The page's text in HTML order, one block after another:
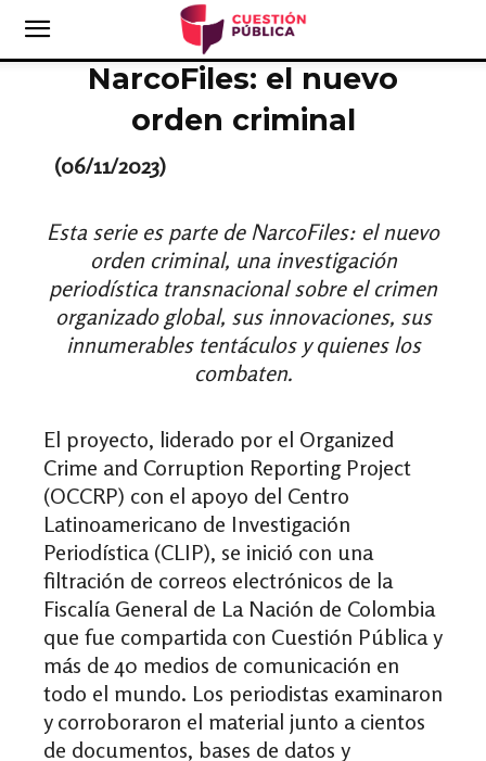
NarcoFiles: el nuevo
orden criminal
(06/11/2023)
Esta serie es parte de NarcoFiles: el nuevo
orden criminal, una investigación
periodística transnacional sobre el crimen
organizado global, sus innovaciones, sus
innumerables tentáculos y quienes los
combaten.
El proyecto, liderado por el Organized
Crime and Corruption Reporting Project
(OCCRP) con el apoyo del Centro
Latinoamericano de Investigación
Periodística (CLIP), se inició con una
filtración de correos electrónicos de la
Fiscalía General de La Nación de Colombia
que fue compartida con Cuestión Pública y
más de 40 medios de comunicación en
todo el mundo. Los periodistas examinaron
y corroboraron el material junto a cientos
de documentos, bases de datos y